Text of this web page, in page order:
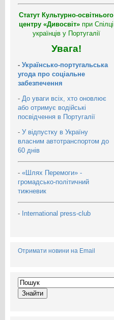
Статут Культурно-освітнього
центру «Дивосвіт» при Спілці
українців у Португалії
Увага!
- Українсько-португальська
угода про соціальне
забезпечення
- До уваги всіх, хто оновлює
або отримує водійські
посвідчення в Португалії
- У відпустку в Україну
власним автотранспортом до
60 днів
- «Шлях Перемоги» -
громадсько-політичний
тижневик
- International press-club
Отримати новини на Email